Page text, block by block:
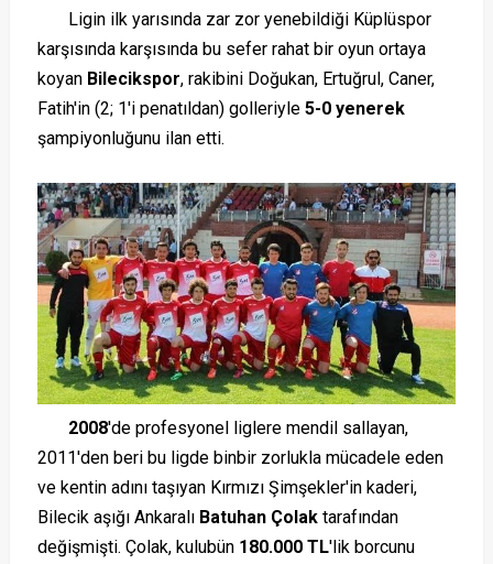
Ligin ilk yarısında zar zor yenebildiği Küplüspor
karşısında karşısında bu sefer rahat bir oyun ortaya
koyan Bilecikspor, rakibini Doğukan, Ertuğrul, Caner,
Fatih'in (2; 1'i penatıldan) golleriyle 5-0 yenerek
şampiyonluğunu ilan etti.
2008'de profesyonel liglere mendil sallayan,
2011'den beri bu ligde binbir zorlukla mücadele eden
ve kentin adını taşıyan Kırmızı Şimşekler'in kaderi,
Bilecik aşığı Ankaralı Batuhan Çolaktarafından
değişmişti. Çolak, kulubün 180.000 TL'lik borcunu